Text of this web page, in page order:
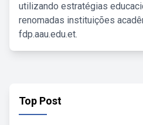
utilizando estratégias
renomadas instituições
fdp.aau.edu.et.
Top Post